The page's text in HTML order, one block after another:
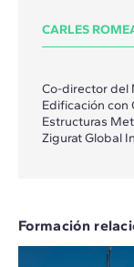
CARLES
Co-director del
Edificación con
Estructuras
Zigurat Global
Formación